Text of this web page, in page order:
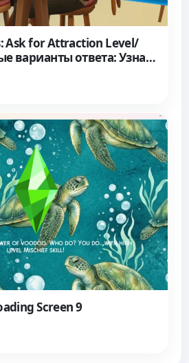
Ask for Attraction Level/
варианты ответа: Узнать
Screen 9